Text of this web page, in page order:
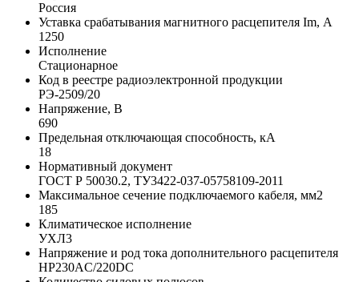
Россия
Уставка срабатывания магнитного расцепителя Im, А
1250
Исполнение
Стационарное
Код в реестре радиоэлектронной продукции
РЭ-2509/20
Напряжение, В
690
Предельная отключающая способность, кA
18
Нормативный документ
ГОСТ Р 50030.2, ТУ3422-037-05758109-2011
Максимальное сечение подключаемого кабеля, мм2
185
Климатическое исполнение
УХЛ3
Напряжение и род тока дополнительного расцепителя
НР230AC/220DC